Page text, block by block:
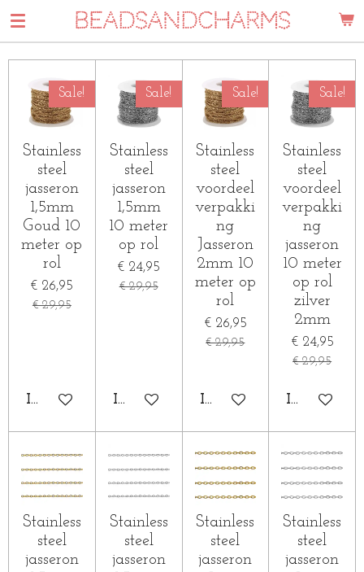
Ga
direct
naar
hoofdinhoud
BEADSANDCHARMS
Sale!
Stainless
steel
jasseron
1,5mm
Goud 10
meter op
rol
€ 26,95
€ 29,95
IN WINKELWAGEN
Sale!
Stainless
steel
jasseron
1,5mm
10 meter
op rol
€ 24,95
€ 29,95
IN WINKELWAGEN
Sale!
Stainless
steel
voordeel
verpakki
ng
Jasseron
2mm 10
meter op
rol
€ 26,95
€ 29,95
IN WINKELWAGEN
Sale!
Stainless
steel
voordeel
verpakki
ng
jasseron
10 meter
op rol
zilver
2mm
€ 24,95
€ 29,95
IN
Stainless
steel
jasseron
Stainless
steel
jasseron
Stainless
steel
jasseron
Stainless
steel
jasseron